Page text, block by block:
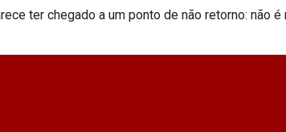
ter chegado a um ponto de não retorno: não